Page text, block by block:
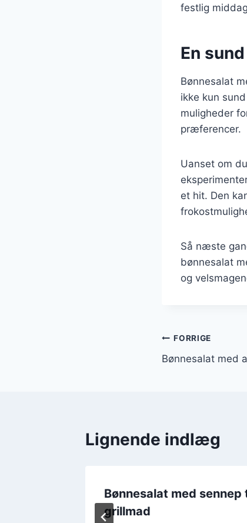
festlig
En
Bønnesalat
ikke kun
muligheder
præferencer.
Uanset om
et hit. Den
Så næste
bønnesalat
og
FORRIGE
Bønnesalat med
Lignende indlæg
Bønnesalat med sennep
grillmad